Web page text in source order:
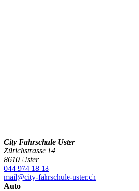
City Fahrschule Uster
Zürichstrasse 14
8610 Uster
044 974 18 18
mail@city-fahrschule-uster.ch
Auto